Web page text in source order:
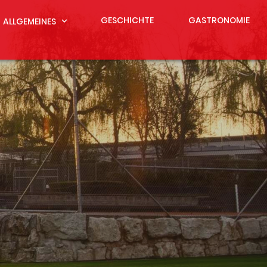
ALLGEMEINES expand_more GESCHICHTE GASTRONOMIE